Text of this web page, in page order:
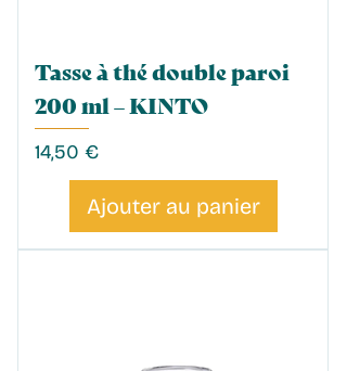
Tasse à thé double paroi
200 ml – KINTO
Prix
14,50 €
Ajouter au panier